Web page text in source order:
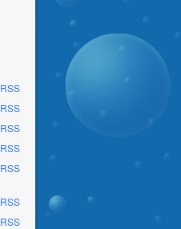
RSS
RSS
RSS
RSS
RSS
RSS
RSS